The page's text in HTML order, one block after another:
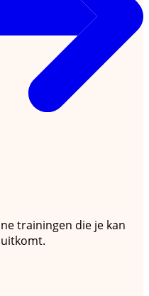
trainingen die je kan